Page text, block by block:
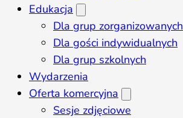
Edukacja
Dla grup zorganizowanych
Dla gości indywidualnych
Dla grup szkolnych
Wydarzenia
Oferta komercyjna
Sesje zdjęciowe